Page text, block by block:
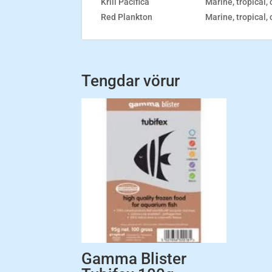
Red Plankton
Marine, tropical,
Tengdar vörur
Gamma Blister